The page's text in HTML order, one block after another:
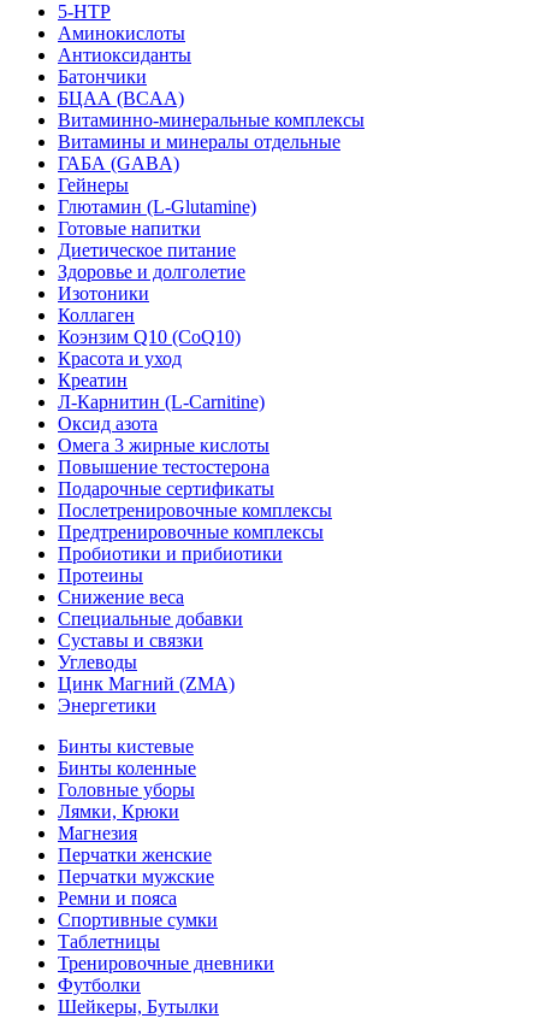
5-HTP
Аминокислоты
Антиоксиданты
Батончики
БЦАА (BCAA)
Витаминно-минеральные комплексы
Витамины и минералы отдельные
ГАБА (GABA)
Гейнеры
Глютамин (L-Glutamine)
Готовые напитки
Диетическое питание
Здоровье и долголетие
Изотоники
Коллаген
Коэнзим Q10 (CoQ10)
Красота и уход
Креатин
Л-Карнитин (L-Сarnitine)
Оксид азота
Омега 3 жирные кислоты
Повышение тестостерона
Подарочные сертификаты
Послетренировочные комплексы
Предтренировочные комплексы
Пробиотики и прибиотики
Протеины
Снижение веса
Специальные добавки
Суставы и связки
Углеводы
Цинк Магний (ZMA)
Энергетики
Бинты кистевые
Бинты коленные
Головные уборы
Лямки, Крюки
Магнезия
Перчатки женские
Перчатки мужские
Ремни и пояса
Спортивные сумки
Таблетницы
Тренировочные дневники
Футболки
Шейкеры, Бутылки